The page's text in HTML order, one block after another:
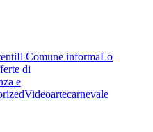
Il Comune informaLo
di
e
Videoartecarnevale